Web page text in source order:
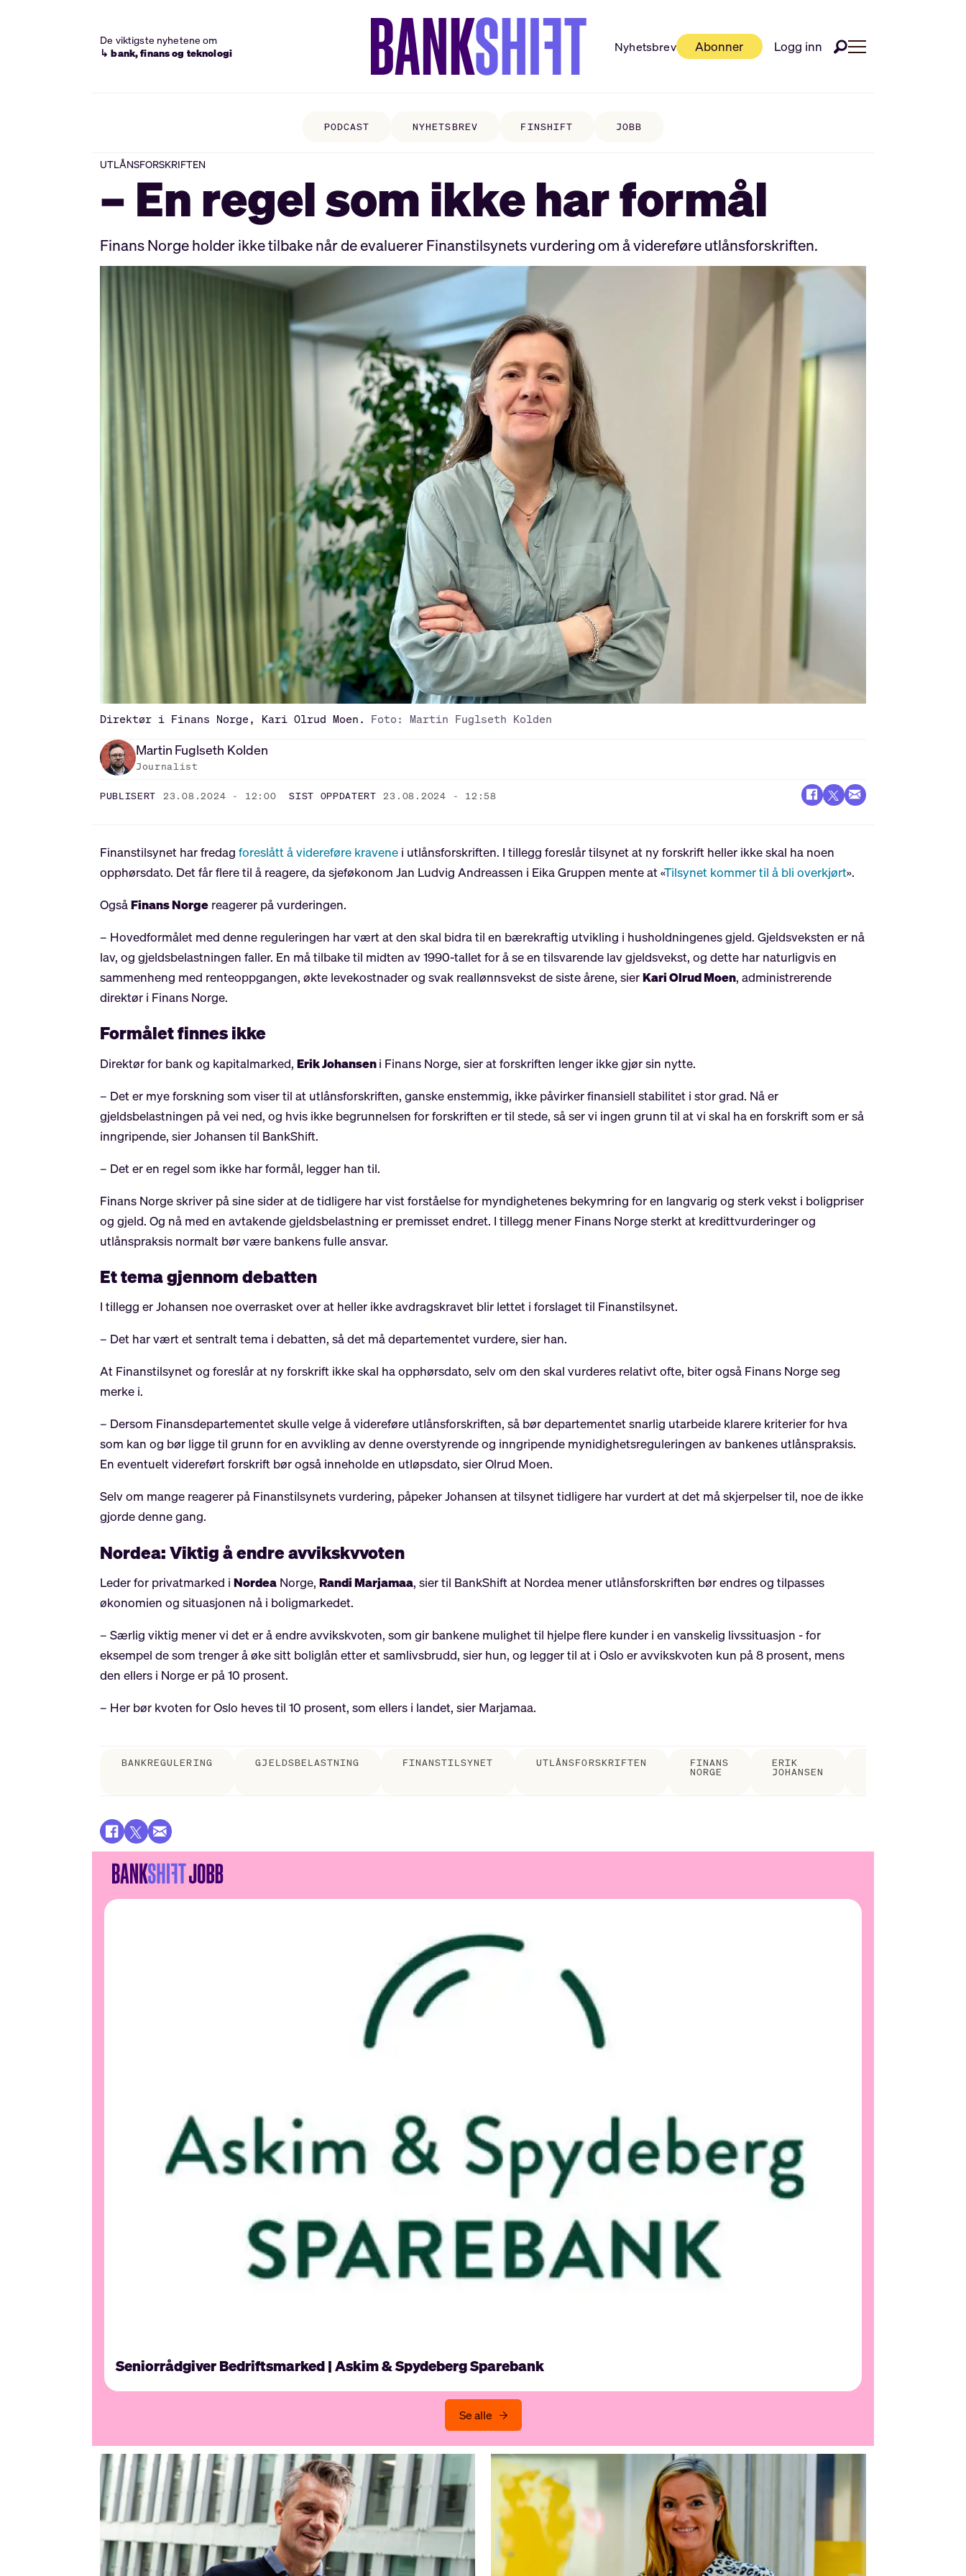
De viktigste nyhetene om
↳ bank, finans og teknologi
Nyhetsbrev Abonner Logg inn
PODCAST NYHETSBREV FINSHIFT JOBB
UTLÅNSFORSKRIFTEN
– En regel som ikke har formål
Finans Norge holder ikke tilbake når de evaluerer Finanstilsynets vurdering om å videreføre utlånsforskriften.
Direktør i Finans Norge, Kari Olrud Moen. Foto: Martin Fuglseth Kolden
Martin Fuglseth Kolden
Journalist
PUBLISERT 23.08.2024 - 12:00 SIST OPPDATERT 23.08.2024 - 12:58
Finanstilsynet har fredagforeslått å videreføre kravene i utlånsforskriften. I tillegg foreslår tilsynet at ny forskrift heller ikke skal ha noen
opphørsdato. Det får flere til å reagere, da sjeføkonom Jan Ludvig Andreassen i Eika Gruppen mente at «Tilsynet kommer til å bli overkjørt».
OgsåFinans Norge reagerer på vurderingen.
– Hovedformålet med denne reguleringen har vært at den skal bidra til en bærekraftig utvikling i husholdningenes gjeld. Gjeldsveksten er nå
lav, og gjeldsbelastningen faller. En må tilbake til midten av 1990-tallet for å se en tilsvarende lav gjeldsvekst, og dette har naturligvis en
sammenheng med renteoppgangen, økte levekostnader og svak reallønnsvekst de siste årene, sierKari Olrud Moen, administrerende
direktør i Finans Norge.
Formålet finnes ikke
Direktør for bank og kapitalmarked,Erik Johanseni Finans Norge, sier at forskriften lenger ikke gjør sin nytte.
– Det er mye forskning som viser til at utlånsforskriften, ganske enstemmig, ikke påvirker finansiell stabilitet i stor grad. Nå er
gjeldsbelastningen på vei ned, og hvis ikke begrunnelsen for forskriften er til stede, så ser vi ingen grunn til at vi skal ha en forskrift som er så
inngripende, sier Johansen til BankShift.
– Det er en regel som ikke har formål, legger han til.
Finans Norge skriver på sine sider at de tidligere har vist forståelse for myndighetenes bekymring for en langvarig og sterk vekst i boligpriser
og gjeld. Og nå med en avtakende gjeldsbelastning er premisset endret. I tillegg mener Finans Norge sterkt at kredittvurderinger og
utlånspraksis normalt bør være bankens fulle ansvar.
Et tema gjennom debatten
I tillegg er Johansen noe overrasket over at heller ikke avdragskravet blir lettet i forslaget til Finanstilsynet.
– Det har vært et sentralt tema i debatten, så det må departementet vurdere, sier han.
At Finanstilsynet og foreslår at ny forskrift ikke skal ha opphørsdato, selv om den skal vurderes relativt ofte, biter også Finans Norge seg
merke i.
– Dersom Finansdepartementet skulle velge å videreføre utlånsforskriften, så bør departementet snarlig utarbeide klarere kriterier for hva
som kan og bør ligge til grunn for en avvikling av denne overstyrende og inngripende mynidighetsreguleringen av bankenes utlånspraksis.
En eventuelt videreført forskrift bør også inneholde en utløpsdato, sier Olrud Moen.
Selv om mange reagerer på Finanstilsynets vurdering, påpeker Johansen at tilsynet tidligere har vurdert at det må skjerpelser til, noe de ikke
gjorde denne gang.
Nordea: Viktig å endre avvikskvvoten
Leder for privatmarked iNordea Norge,Randi Marjamaa, sier til BankShift at Nordea mener utlånsforskriften bør endres og tilpasses
økonomien og situasjonen nå i boligmarkedet.
– Særlig viktig mener vi det er å endre avvikskvoten, som gir bankene mulighet til hjelpe flere kunder i en vanskelig livssituasjon - for
eksempel de som trenger å øke sitt boliglån etter et samlivsbrudd, sier hun, og legger til at i Oslo er avvikskvoten kun på 8 prosent, mens
den ellers i Norge er på 10 prosent.
– Her bør kvoten for Oslo heves til 10 prosent, som ellers i landet, sier Marjamaa.
BANKREGULERING GJELDSBELASTNING FINANSTILSYNET UTLÅNSFORSKRIFTEN FINANS
NORGE
ERIK
JOHANSEN
Seniorrådgiver Bedriftsmarked | Askim & Spydeberg Sparebank
Se alle